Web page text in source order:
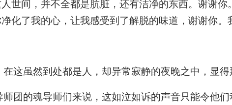
世间，并不全都是肮脏，还有洁净的东西。谢谢你
化了我的心，让我感受到了解脱的味道，谢谢你
这虽然到处都是人，却异常寂静的夜晚之中，显得
团的魂导师们来说，这如泣如诉的声音只能令他们